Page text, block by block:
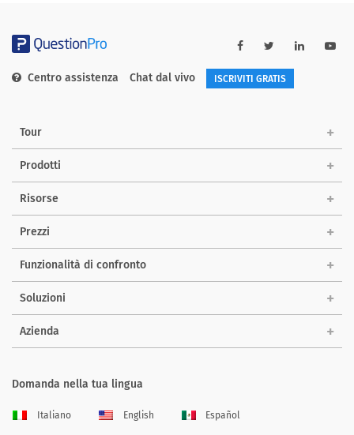
Centro assistenza Chat dal vivo ISCRIVITI GRATIS
Tour
Prodotti
Risorse
Prezzi
Funzionalità di confronto
Soluzioni
Azienda
Domanda nella tua lingua
Italiano English Español